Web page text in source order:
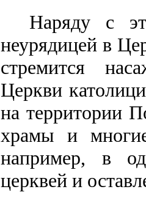
Наряду с
неурядицей в
стремится
Церкви
на территории
храмы и
например, в
церквей и